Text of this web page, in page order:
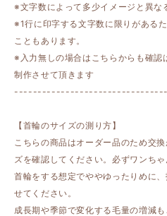
※文字数によって多少イメージと異な
※1行に印字する文字数に限りがある
こともあります。
※入力無しの場合はこちらからも確認
制作させて頂きます
【首輪のサイズの測り方】
こちらの商品はオーダー品のため交
ズを確認してください。必ずワンち
首輪をする想定でややゆったりめに
せてください。
成長期や季節で変化する毛量の増減も